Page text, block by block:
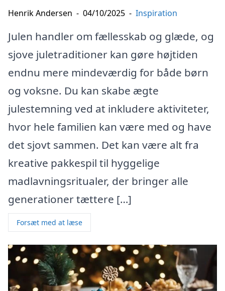
Henrik Andersen - 04/10/2025 - Inspiration
Julen handler om fællesskab og glæde, og
sjove juletraditioner kan gøre højtiden
endnu mere mindeværdig for både børn
og voksne. Du kan skabe ægte
julestemning ved at inkludere aktiviteter,
hvor hele familien kan være med og have
det sjovt sammen. Det kan være alt fra
kreative pakkespil til hyggelige
madlavningsritualer, der bringer alle
generationer tættere […]
Forsæt med at læse